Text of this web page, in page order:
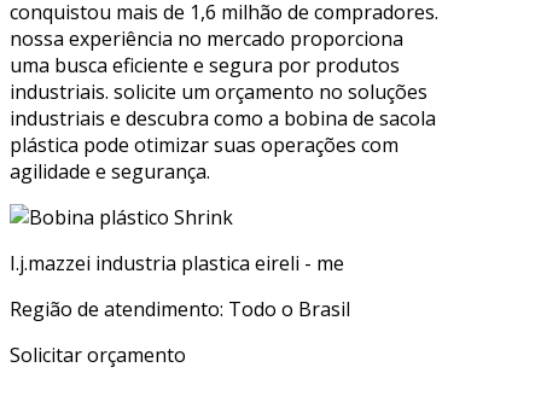
conquistou mais de 1,6 milhão de compradores.
nossa experiência no mercado proporciona
uma busca eficiente e segura por produtos
industriais. solicite um orçamento no soluções
industriais e descubra como a bobina de sacola
plástica pode otimizar suas operações com
agilidade e segurança.
I.j.mazzei industria plastica eireli - me
Região de atendimento: Todo o Brasil
Solicitar orçamento